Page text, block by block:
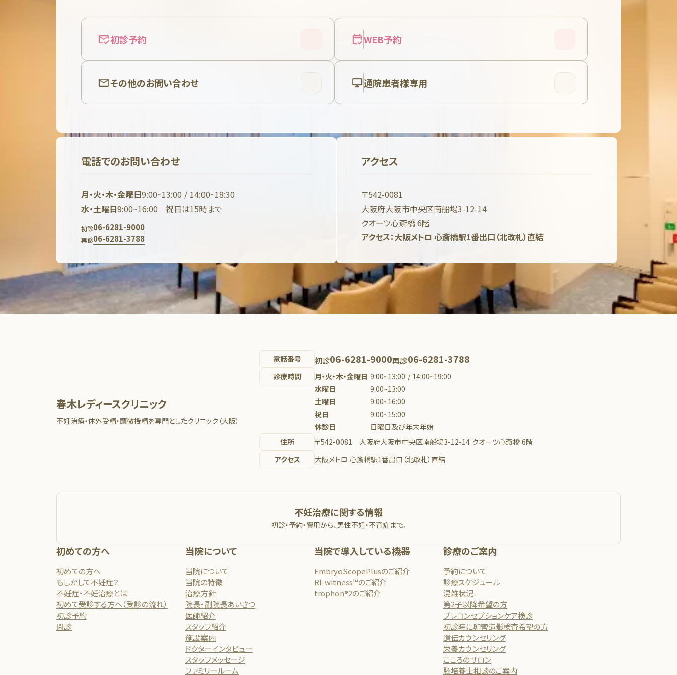
初診予約 WEB予約
その他のお問い合わせ 通院患者様専用
電話でのお問い合わせ
月・火・木・金曜日9:00~13:00 / 14:00~18:30
水・土曜日9:00~16:00 祝日は15時まで
初診06-6281-9000
再診06-6281-3788
アクセス
〒542-0081
大阪府大阪市中央区南船場3-12-14
クオーツ心斎橋 6階
アクセス：大阪メトロ 心斎橋駅1番出口（北改札）直結
春木レディースクリニック
不妊治療・体外受精・顕微授精を専門としたクリニック（大阪）
電話番号 初診06-6281-9000再診06-6281-3788
診療時間 月・火・木・金曜日 9:00~13:00 / 14:00~19:00
水曜日
9:00~13:00
土曜日
9:00~16:00
祝日
9:00~15:00
休診日
日曜日及び年末年始
住所
〒542-0081 大阪府大阪市中央区南船場3-12-14 クオーツ心斎橋 6階
アクセス
大阪メトロ 心斎橋駅1番出口（北改札）直結
不妊治療に関する情報
初診・予約・費用から、男性不妊・不育症まで。
初めての方へ
初めての方へ
もしかして不妊症？
不妊症・不妊治療とは
初めて受診する方へ（受診の流れ）
初診予約
問診
当院について
当院について
当院の特徴
治療方針
院長・副院長あいさつ
医師紹介
スタッフ紹介
施設案内
ドクターインタビュー
スタッフメッセージ
ファミリールーム
当院で導入している機器
EmbryoScopePlusのご紹介
RI-witness™のご紹介
trophon®2のご紹介
診療のご案内
予約について
診療スケジュール
混雑状況
第2子以降希望の方
プレコンセプションケア検診
初診時に卵管造影検査希望の方
遺伝カウンセリング
栄養カウンセリング
こころのサロン
胚培養士相談のご案内